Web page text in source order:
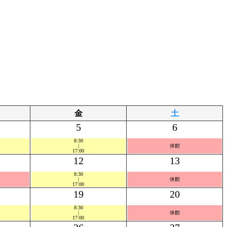
金 土
5
8:30
|
17:00
6
休館
12
8:30
|
17:00
13
休館
19
8:30
|
17:00
20
休館